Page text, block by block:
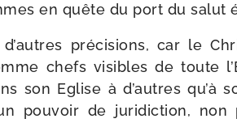
en quête du port du salut
pré­ci­sions, car le
chefs visibles de toute
son Eglise à d’autres qu’à
pou­voir de juri­dic­tion, non